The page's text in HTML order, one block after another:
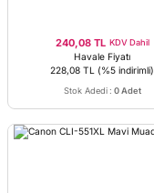
240,08 TL KDV Dahil
Havale Fiyatı
228,08 TL (%5 indirimli)
Stok Adedi : 0 Adet